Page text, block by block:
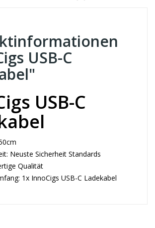
USB-C
USB-C
Neuste Sicherheit Standards
Qualität
1x InnoCigs USB-C Ladekabel